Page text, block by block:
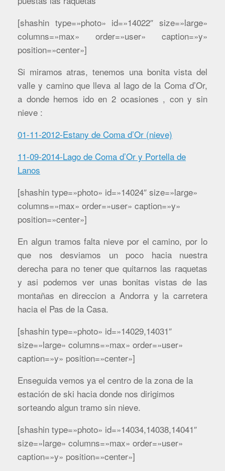
[shashin type=»photo» id=»14022″ size=»large»
columns=»max» order=»user» caption=»y»
position=»center»]
Si miramos atras, tenemos una bonita vista del
valle y camino que lleva al lago de la Coma d’Or,
a donde hemos ido en 2 ocasiones , con y sin
nieve :
01-11-2012-Estany de Coma d’Or (nieve)
11-09-2014-Lago de Coma d’Or y Portella de
Lanos
[shashin type=»photo» id=»14024″ size=»large»
columns=»max» order=»user» caption=»y»
position=»center»]
En algun tramos falta nieve por el camino, por lo
que nos desviamos un poco hacia nuestra
derecha para no tener que quitarnos las raquetas
y asi podemos ver unas bonitas vistas de las
montañas en direccion a Andorra y la carretera
hacia el Pas de la Casa.
[shashin type=»photo» id=»14029,14031″
size=»large» columns=»max» order=»user»
caption=»y» position=»center»]
Enseguida vemos ya el centro de la zona de la
estación de ski hacia donde nos dirigimos
sorteando algun tramo sin nieve.
[shashin type=»photo» id=»14034,14038,14041″
size=»large» columns=»max» order=»user»
caption=»y» position=»center»]